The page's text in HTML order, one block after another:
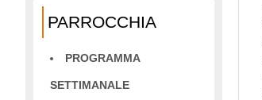
PARROCCHIA
PROGRAMMA
SETTIMANALE